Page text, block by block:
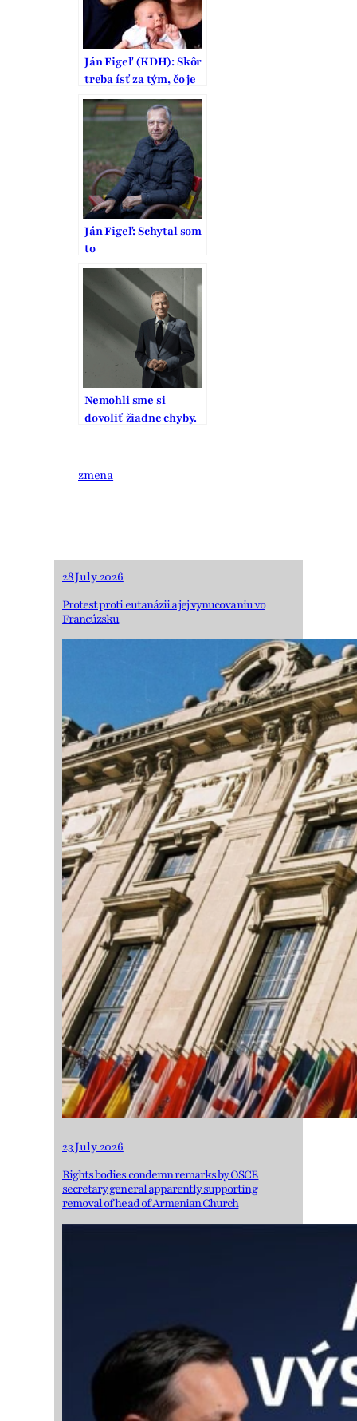
Ján Figeľ (KDH): Skôr
treba ísť za tým, čo je
správne, nie len
populárne
Ján Figeľ: Schytal som
to
Nemohli sme si
dovoliť žiadne chyby.
je výzva na našu
zmena
28 July 2026
Protest proti eutanázii a jej vynucovaniu vo
Francúzsku
23 July 2026
Rights bodies condemn remarks by OSCE
secretary general apparently supporting
removal of head of Armenian Church